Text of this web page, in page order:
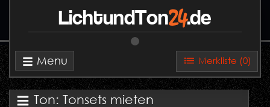
Merkliste (0)
Menu
LichtundTon24.de
Ton: Tonsets mieten